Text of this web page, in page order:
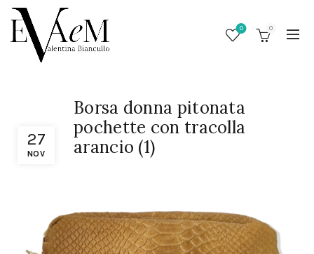
0 0
27
NOV
Borsa donna pitonata
pochette con tracolla
arancio (1)